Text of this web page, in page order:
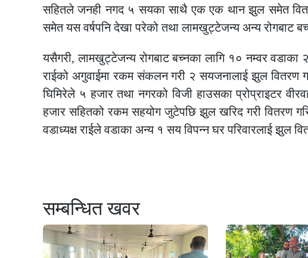
सहितले जनही नगद ५ सयका साथै एक एक थान झुल समेत
समेत यस वर्षपनि देखा परेको तथा लामखुट्टेजन्य अन्य रोगबाट
यसैगरी, लामखुट्टेजन्य रोगबाट बच्नका लागि १० नम्वर वडाका
राईको अगुवाईमा रकम संकलन गरी २ सयजनालाई झुल वितरण
घिमिरेले ५ हजार तथा नगरको विजी हाउसका प्रोप्राइटर
हजार सहितको रकम सहयोग जुटेपछि झुल खरिद गरी वितरण
वडाध्यक्ष राईले वडाका अन्य १ सय विपन्न घर परिवारलाई झुल
सम्बन्धित खवर